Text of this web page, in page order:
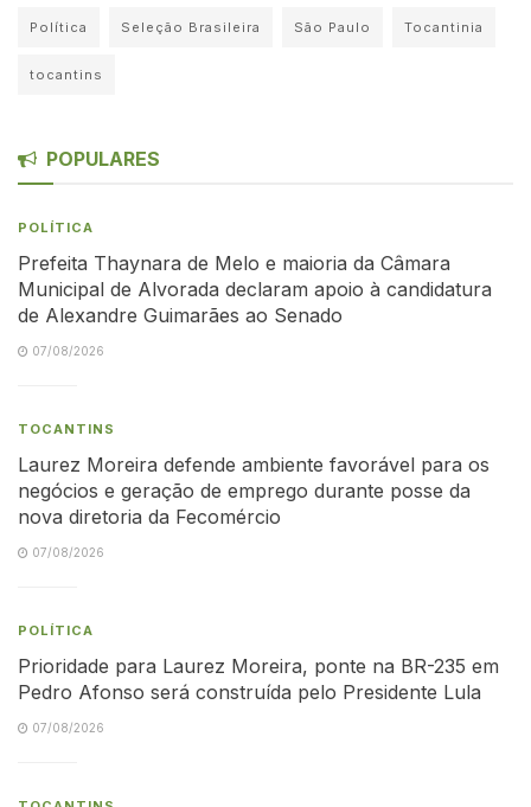
Política Seleção Brasileira São Paulo Tocantinia
tocantins
POPULARES
POLÍTICA
Prefeita Thaynara de Melo e maioria da Câmara
Municipal de Alvorada declaram apoio à candidatura
de Alexandre Guimarães ao Senado
07/08/2026
TOCANTINS
Laurez Moreira defende ambiente favorável para os
negócios e geração de emprego durante posse da
nova diretoria da Fecomércio
07/08/2026
POLÍTICA
Prioridade para Laurez Moreira, ponte na BR-235 em
Pedro Afonso será construída pelo Presidente Lula
07/08/2026